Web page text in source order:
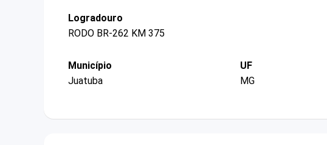
Logradouro
RODO BR-262 KM 375
Município
Juatuba
UF
MG